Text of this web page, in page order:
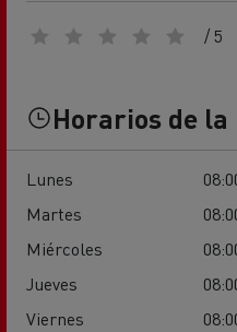
/ 5
Horarios de la
Lunes
Martes
Miércoles
Jueves
Viernes